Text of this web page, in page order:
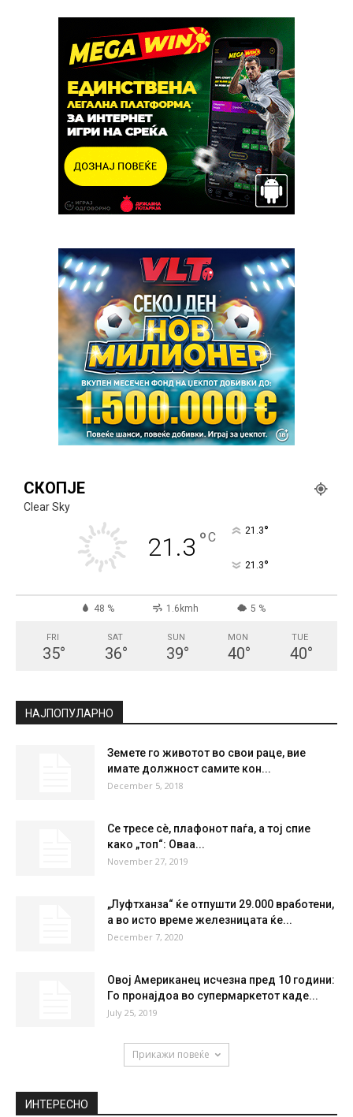
СКОПЈЕ
Clear Sky
21.3 °C 21.3°
21.3°
48 % 1.6kmh 5 %
FRI
35°
SAT
36°
SUN
39°
MON
40°
TUE
40°
НАЈПОПУЛАРНО
Земете го животот во свои раце, вие
имате должност самите кон...
December 5, 2018
Се тресе сè, плафонот паѓа, а тој спие
како „топ“: Оваа...
November 27, 2019
„Луфтханза“ ќе отпушти 29.000 вработени,
а во исто време железницата ќе...
December 7, 2020
Овој Американец исчезна пред 10 години:
Го пронајдоа во супермаркетот каде...
July 25, 2019
Прикажи повеќе
ИНТЕРЕСНО